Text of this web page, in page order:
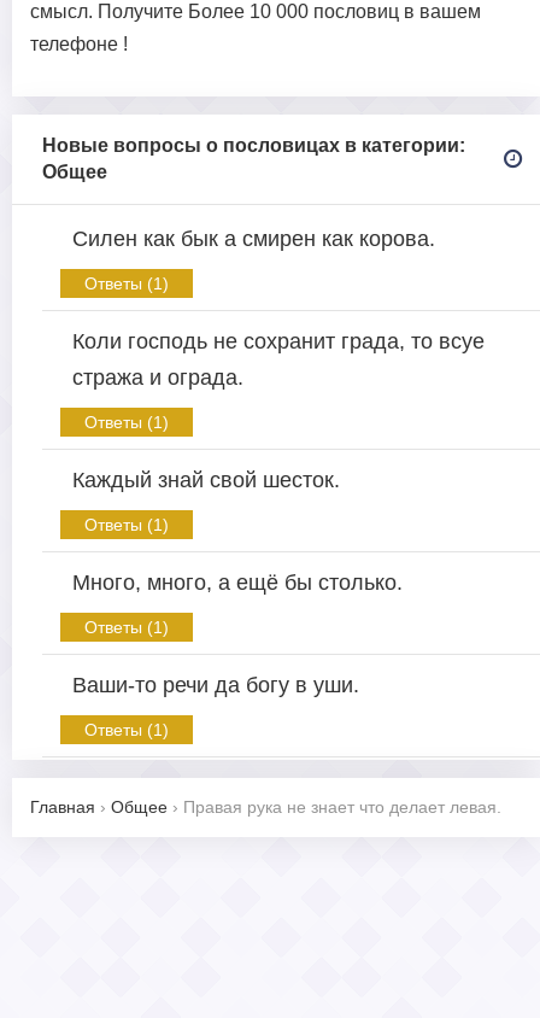
смысл. Получите Более 10 000 пословиц в вашем
телефоне !
Новые вопросы о пословицах в категории:
Общее
Силен как бык а смирен как корова.
Ответы (1)
Коли господь не сохранит града, то всуе
стража и ограда.
Ответы (1)
Каждый знай свой шесток.
Ответы (1)
Много, много, а ещё бы столько.
Ответы (1)
Ваши-то речи да богу в уши.
Ответы (1)
Главная › Общее › Правая рука не знает что делает левая.